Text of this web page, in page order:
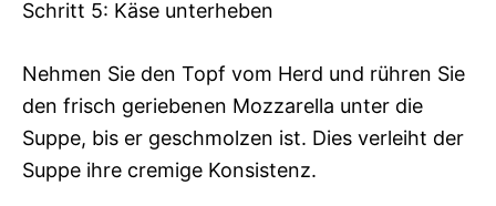
Schritt 5: Käse unterheben
Nehmen Sie den Topf vom Herd und rühren Sie
den frisch geriebenen Mozzarella unter die
Suppe, bis er geschmolzen ist. Dies verleiht der
Suppe ihre cremige Konsistenz.